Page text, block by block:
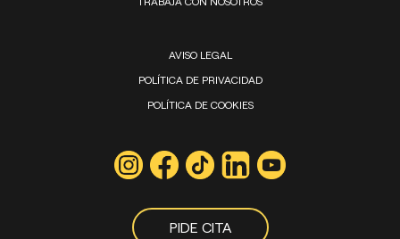
AVISO LEGAL
POLÍTICA DE PRIVACIDAD
POLÍTICA DE COOKIES
PIDE CITA